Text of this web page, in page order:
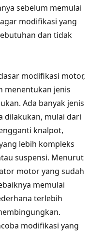
sebelum memulai
modifikasi yang
dan tidak
modifikasi motor,
menentukan jenis
Ada banyak jenis
dilakukan, mulai dari
knalpot,
lebih kompleks
suspensi. Menurut
motor yang sudah
memulai
terlebih
modifikasi yang